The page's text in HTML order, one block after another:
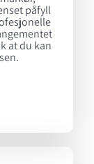
påfyll
at du kan